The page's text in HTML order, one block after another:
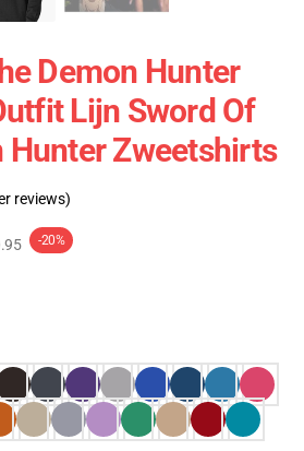
Demon Hunter
Lijn Sword Of
Hunter Zweetshirts
reviews)
-20%